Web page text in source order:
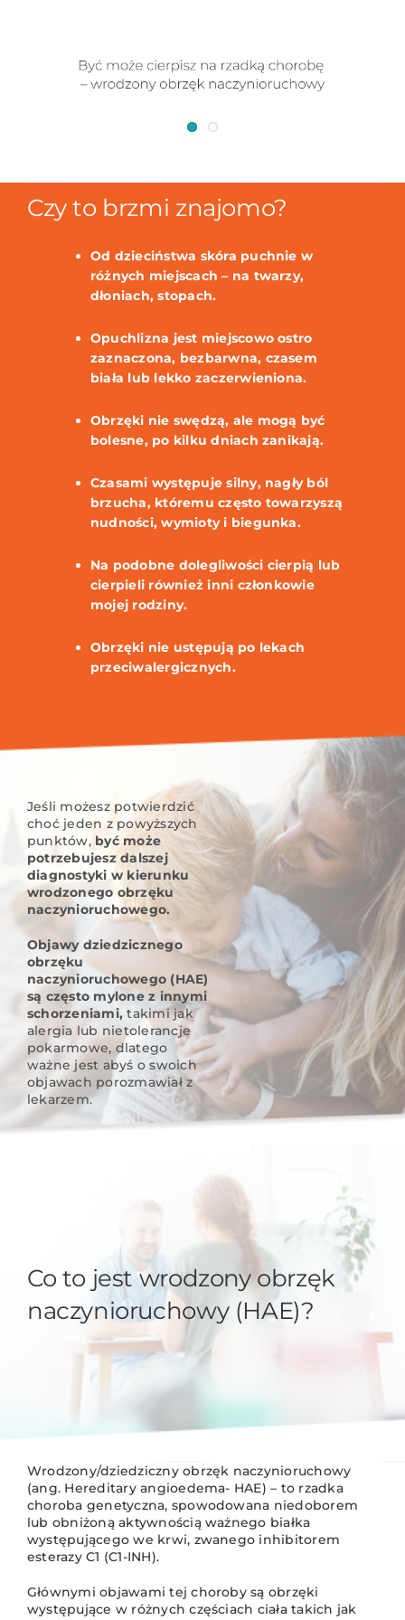
Czy to brzmi znajomo?
Od dzieciństwa skóra puchnie w
różnych miejscach – na twarzy,
dłoniach, stopach.
Opuchlizna jest miejscowo ostro
zaznaczona, bezbarwna, czasem
biała lub lekko zaczerwieniona.
Obrzęki nie swędzą, ale mogą być
bolesne, po kilku dniach zanikają.
Czasami występuje silny, nagły ból
brzucha, któremu często towarzyszą
nudności, wymioty i biegunka.
Na podobne dolegliwości cierpią lub
cierpieli również inni członkowie
mojej rodziny.
Obrzęki nie ustępują po lekach
przeciwalergicznych.
Jeśli możesz potwierdzić
choć jeden z powyższych
punktów, być może
potrzebujesz dalszej
diagnostyki w kierunku
wrodzonego obrzęku
naczynioruchowego.
Objawy dziedzicznego
obrzęku
naczynioruchowego (HAE)
są często mylone z innymi
schorzeniami, takimi jak
alergia lub nietolerancje
pokarmowe, dlatego
ważne jest abyś o swoich
objawach porozmawiał z
lekarzem.
Co to jest wrodzony obrzęk
naczynioruchowy (HAE)?
Wrodzony/dziedziczny obrzęk naczynioruchowy
(ang. Hereditary angioedema- HAE) – to rzadka
choroba genetyczna, spowodowana niedoborem
lub obniżoną aktywnością ważnego białka
występującego we krwi, zwanego inhibitorem
esterazy C1 (C1-INH).
Głównymi objawami tej choroby są obrzęki
występujące w różnych częściach ciała takich jak